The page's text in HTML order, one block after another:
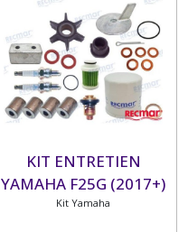
KIT ENTRETIEN
YAMAHA F25G (2017+)
Kit Yamaha